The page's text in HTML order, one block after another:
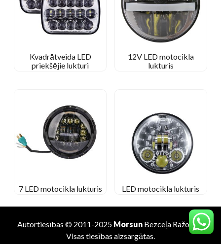
Kvadrātveida LED
priekšējie lukturi
12V LED motocikla
lukturis
7 LED motocikla lukturis LED motocikla lukturis
Autortiesības © 2011-2025 Morsun Bezceļa Ražotājs.
Visas tiesības aizsargātas.